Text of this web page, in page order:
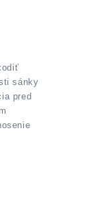
sánky
pred